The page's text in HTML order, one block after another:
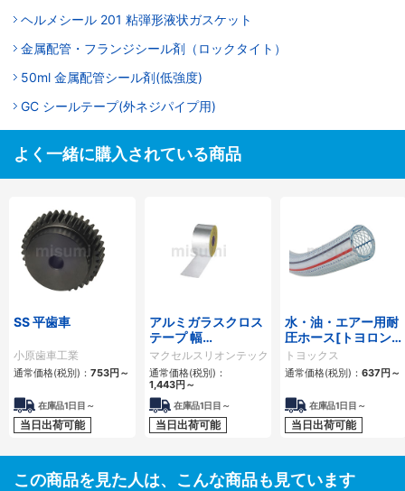
ヘルメシール 201 粘弾形液状ガスケット
金属配管・フランジシール剤（ロックタイト）
50ml 金属配管シール剤(低強度)
GC シールテープ(外ネジパイプ用)
よく一緒に購入されている商品
SS 平歯車
小原歯車工業
通常価格(税別)： 753円 ～
在庫品1日目～
当日出荷可能
アルミガラスクロス
テープ 幅
50/75/100/200
マクセルスリオンテック
通常価格(税別)：
1,443円 ～
在庫品1日目～
当日出荷可能
水・油・エアー用耐
圧ホース[トヨロン
ホース TR]
トヨックス
通常価格(税別)： 637円 ～
在庫品1日目～
当日出荷可能
この商品を見た人は、こんな商品も見ています